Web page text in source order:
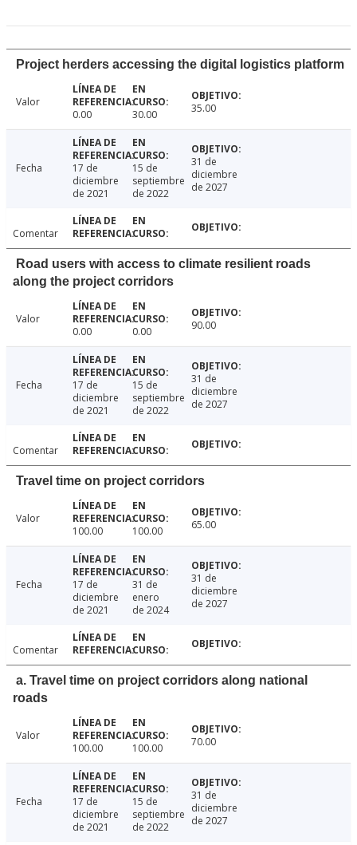
Project herders accessing the digital logistics platform
Valor
0.00
30.00 35.00
Fecha
17 de
diciembre
de 2021
15 de
septiembre
de 2022
31 de
diciembre
de 2027
Comentar
Road users with access to climate resilient roads
along the project corridors
Valor
0.00
0.00 90.00
Fecha
17 de
diciembre
de 2021
15 de
septiembre
de 2022
31 de
diciembre
de 2027
Comentar
Travel time on project corridors
Valor
100.00
100.00 65.00
Fecha
17 de
diciembre
de 2021
31 de
enero
de 2024
31 de
diciembre
de 2027
Comentar
a. Travel time on project corridors along national
roads
Valor
100.00
100.00 70.00
Fecha
17 de
diciembre
de 2021
15 de
septiembre
de 2022
31 de
diciembre
de 2027